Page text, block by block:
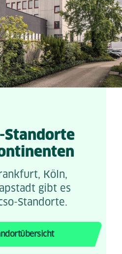
Standorte
Köln,
gibt es
Standorte.